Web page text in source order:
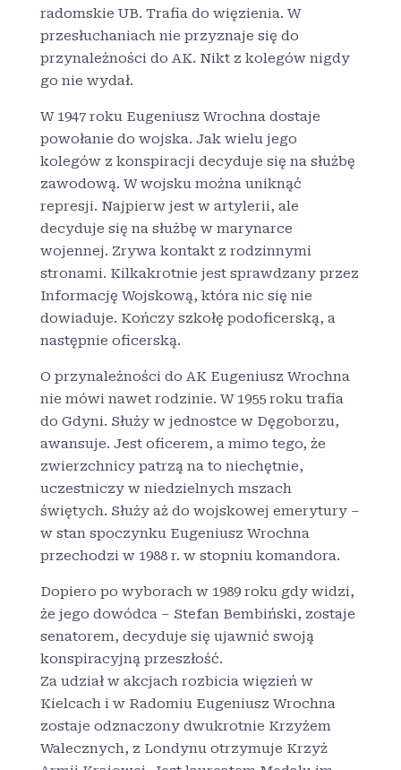
radomskie UB. Trafia do więzienia. W
przesłuchaniach nie przyznaje się do
przynależności do AK. Nikt z kolegów nigdy
go nie wydał.
W 1947 roku Eugeniusz Wrochna dostaje
powołanie do wojska. Jak wielu jego
kolegów z konspiracji decyduje się na służbę
zawodową. W wojsku można uniknąć
represji. Najpierw jest w artylerii, ale
decyduje się na służbę w marynarce
wojennej. Zrywa kontakt z rodzinnymi
stronami. Kilkakrotnie jest sprawdzany przez
Informację Wojskową, która nic się nie
dowiaduje. Kończy szkołę podoficerską, a
następnie oficerską.
O przynależności do AK Eugeniusz Wrochna
nie mówi nawet rodzinie. W 1955 roku trafia
do Gdyni. Służy w jednostce w Dęgoborzu,
awansuje. Jest oficerem, a mimo tego, że
zwierzchnicy patrzą na to niechętnie,
uczestniczy w niedzielnych mszach
świętych. Służy aż do wojskowej emerytury –
w stan spoczynku Eugeniusz Wrochna
przechodzi w 1988 r. w stopniu komandora.
Dopiero po wyborach w 1989 roku gdy widzi,
że jego dowódca – Stefan Bembiński, zostaje
senatorem, decyduje się ujawnić swoją
konspiracyjną przeszłość.
Za udział w akcjach rozbicia więzień w
Kielcach i w Radomiu Eugeniusz Wrochna
zostaje odznaczony dwukrotnie Krzyżem
Walecznych, z Londynu otrzymuje Krzyż